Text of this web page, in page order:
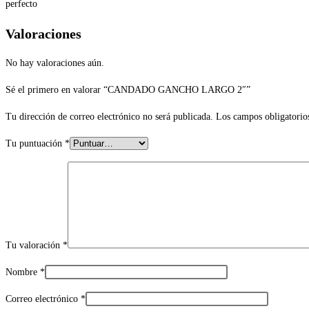
perfecto
Valoraciones
No hay valoraciones aún.
Sé el primero en valorar “CANDADO GANCHO LARGO 2″”
Tu dirección de correo electrónico no será publicada. Los campos
Tu puntuación *
Tu valoración *
Nombre *
Correo electrónico *